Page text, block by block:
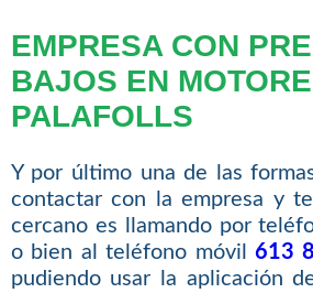
EMPRESA CON
BAJOS EN
PALAFOLLS
Y por último una de las
contactar con la empresa y
cercano es llamando por
o bien al teléfono móvil 613
pudiendo usar la aplicación